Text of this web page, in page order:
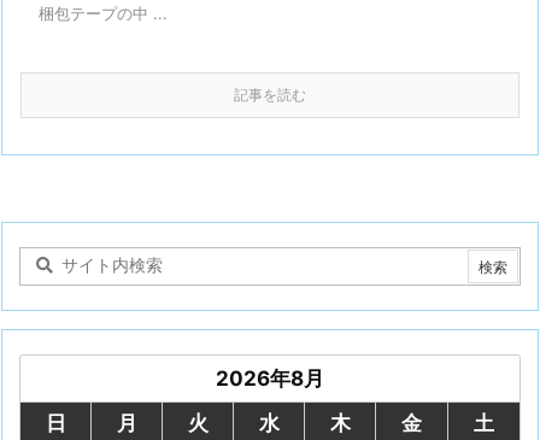
梱包テープの中 ...
記事を読む
2026年8月
日
月 火 水 木 金
土